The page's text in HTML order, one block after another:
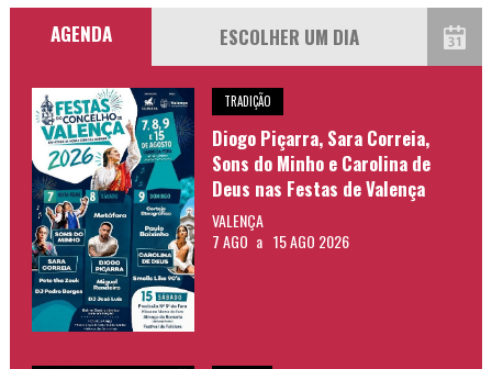
AGENDA
TRADIÇÃO
Diogo Piçarra, Sara Correia,
Sons do Minho e Carolina de
Deus nas Festas de Valença
VALENÇA
7 AGO a 15 AGO 2026